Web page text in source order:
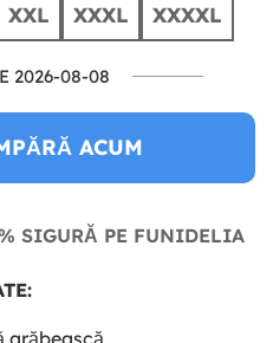
XXL XXXL XXXXL
2026-08-08
ACUM
SIGURĂ PE FUNIDELIA
arăbească